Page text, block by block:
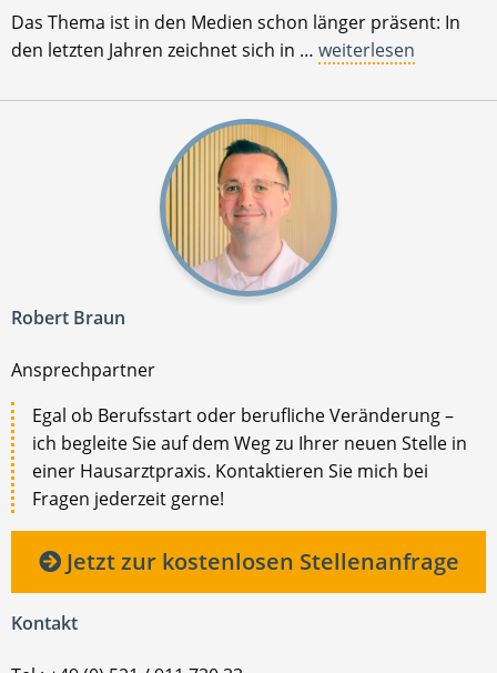
Das Thema ist in den Medien schon länger präsent: In
den letzten Jahren zeichnet sich in … weiterlesen
Robert Braun
Ansprechpartner
Egal ob Berufsstart oder berufliche Veränderung –
ich begleite Sie auf dem Weg zu Ihrer neuen Stelle in
einer Hausarztpraxis. Kontaktieren Sie mich bei
Fragen jederzeit gerne!
Jetzt zur kostenlosen Stellenanfrage
Kontakt